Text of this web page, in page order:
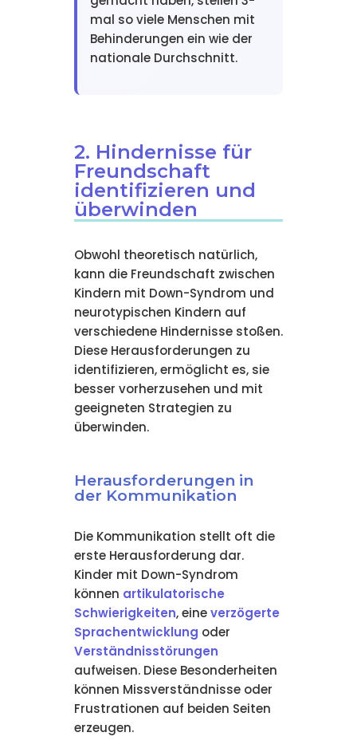
mal so viele Menschen mit
Behinderungen ein wie der
nationale Durchschnitt.
2. Hindernisse für
Freundschaft
identifizieren und
überwinden
Obwohl theoretisch natürlich,
kann die Freundschaft zwischen
Kindern mit Down-Syndrom und
neurotypischen Kindern auf
verschiedene Hindernisse stoßen.
Diese Herausforderungen zu
identifizieren, ermöglicht es, sie
besser vorherzusehen und mit
geeigneten Strategien zu
überwinden.
Herausforderungen in
der Kommunikation
Die Kommunikation stellt oft die
erste Herausforderung dar.
Kinder mit Down-Syndrom
können artikulatorische
Schwierigkeiten, eineverzögerte
Sprachentwicklung oder
Verständnisstörungen
aufweisen. Diese Besonderheiten
können Missverständnisse oder
Frustrationen auf beiden Seiten
erzeugen.